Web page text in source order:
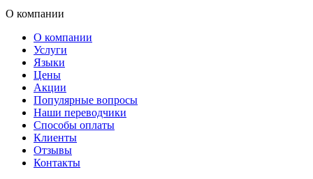
О компании
О компании
Услуги
Языки
Цены
Акции
Популярные вопросы
Наши переводчики
Способы оплаты
Клиенты
Отзывы
Контакты